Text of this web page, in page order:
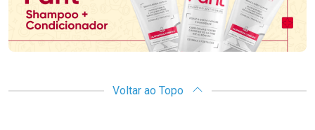
Voltar ao Topo